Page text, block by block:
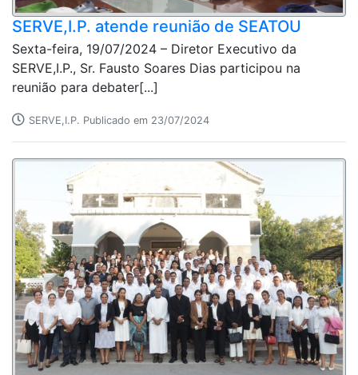
SERVE,I.P. atende reunião de SEATOU
Sexta-feira, 19/07/2024 – Diretor Executivo da
SERVE,I.P., Sr. Fausto Soares Dias participou na
reunião para debater[...]
SERVE,I.P. Publicado em 23/07/2024